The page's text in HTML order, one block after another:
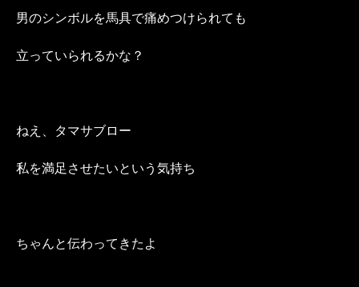
男のシンボルを馬具で痛めつけられても
立っていられるかな？
ねえ、タマサブロー
私を満足させたいという気持ち
ちゃんと伝わってきたよ